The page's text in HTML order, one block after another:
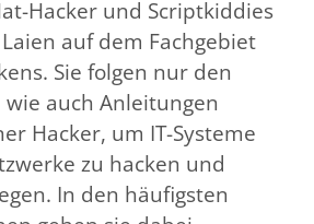
Hacker und Scriptkiddies
auf dem Fachgebiet
Sie folgen nur den
wie auch Anleitungen
Hacker, um IT-Systeme
zu hacken und
In den häufigsten